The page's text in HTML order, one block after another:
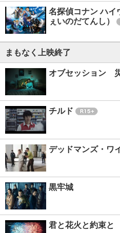
名探偵コナン ハイ
ぇいのだてんし）
まもなく上映終了
オブセッション
チルド
デッドマンズ・ワ
黒牢城
君と花火と約束と